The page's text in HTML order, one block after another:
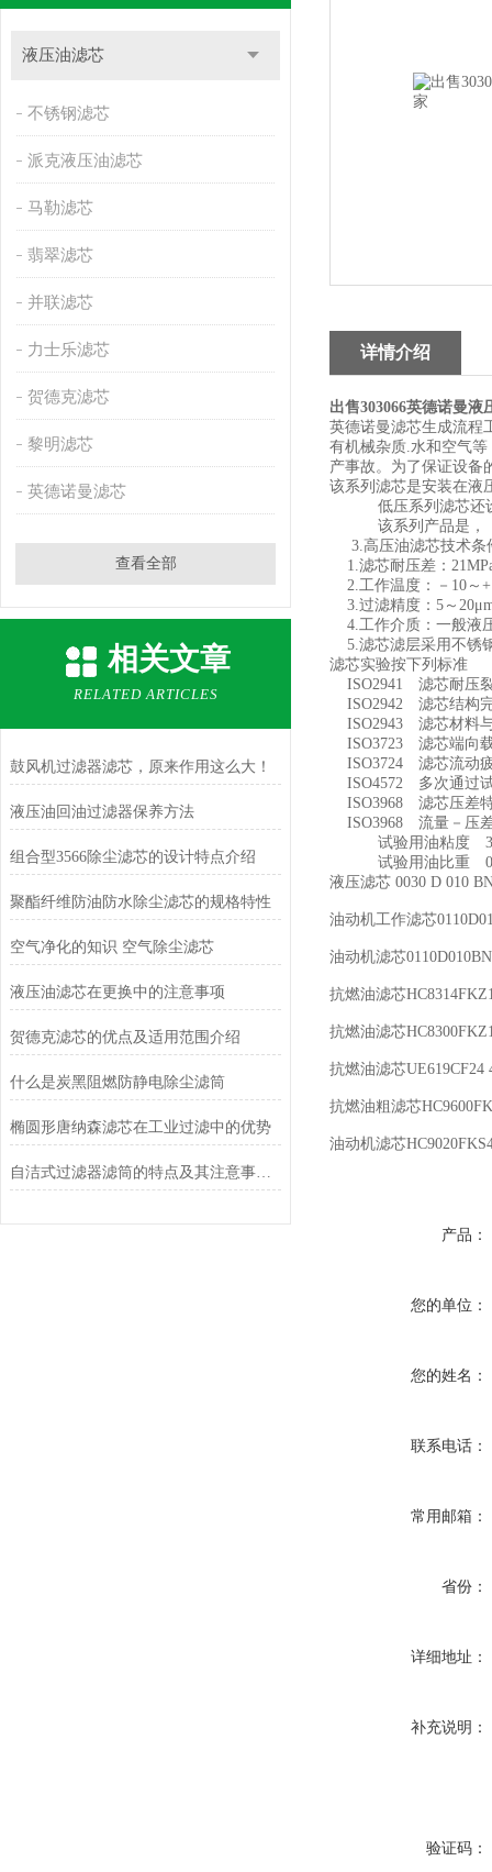
液压油滤芯
不锈钢滤芯
派克液压油滤芯
马勒滤芯
翡翠滤芯
并联滤芯
力士乐滤芯
贺德克滤芯
黎明滤芯
英德诺曼滤芯
查看全部
相关文章
RELATED ARTICLES
鼓风机过滤器滤芯，原来作用这么大！
液压油回油过滤器保养方法
组合型3566除尘滤芯的设计特点介绍
聚酯纤维防油防水除尘滤芯的规格特性
空气净化的知识 空气除尘滤芯
液压油滤芯在更换中的注意事项
贺德克滤芯的优点及适用范围介绍
什么是炭黑阻燃防静电除尘滤筒
椭圆形唐纳森滤芯在工业过滤中的优势
自洁式过滤器滤筒的特点及其注意事项介绍
详情介绍
出售303066英德诺曼液
英德诺曼滤芯生成流程
有机械杂质.水和空气
产事故。为了保证设备
该系列滤芯是安装在液
低压系列滤芯还设有
该系列产品是，，
3.高压油滤芯技术条
1.滤芯耐压差：
2.工作温度：－10～
3.过滤精度：5～
4.工作介质：一般液
5.滤芯滤层采用不锈
滤芯实验按下列标准
ISO2941 滤芯耐压
ISO2942 滤芯结构
ISO2943 滤芯材料
ISO3723 滤芯端向
ISO3724 滤芯流动
ISO4572 多次通过
ISO3968 滤芯压差
ISO3968 流量－压
试验用油粘度 3
试验用油比重
液压滤芯 0030 D 010
油动机工作滤芯
油动机滤芯
抗燃油滤芯
抗燃油滤芯
抗燃油滤芯
抗燃油粗滤芯
油动机滤芯
产品：
您的单位：
您的姓名：
联系电话：
常用邮箱：
省份：
详细地址：
补充说明：
验证码：